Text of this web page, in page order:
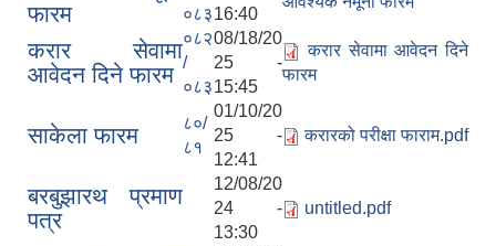
फारम
०८३16:40
करार सेवामा
आवेदन दिने फारम
०८२
/
०८३
08/18/20
25 -
15:45
करार सेवामा आवेदन दिने
फारम
साकेला फारम
८०/
८१
01/10/20
25 -
12:41
करारको परीक्षा फाराम.pdf
बरबुझारथ प्रमाण
पत्र
12/08/20
24 -
13:30
untitled.pdf